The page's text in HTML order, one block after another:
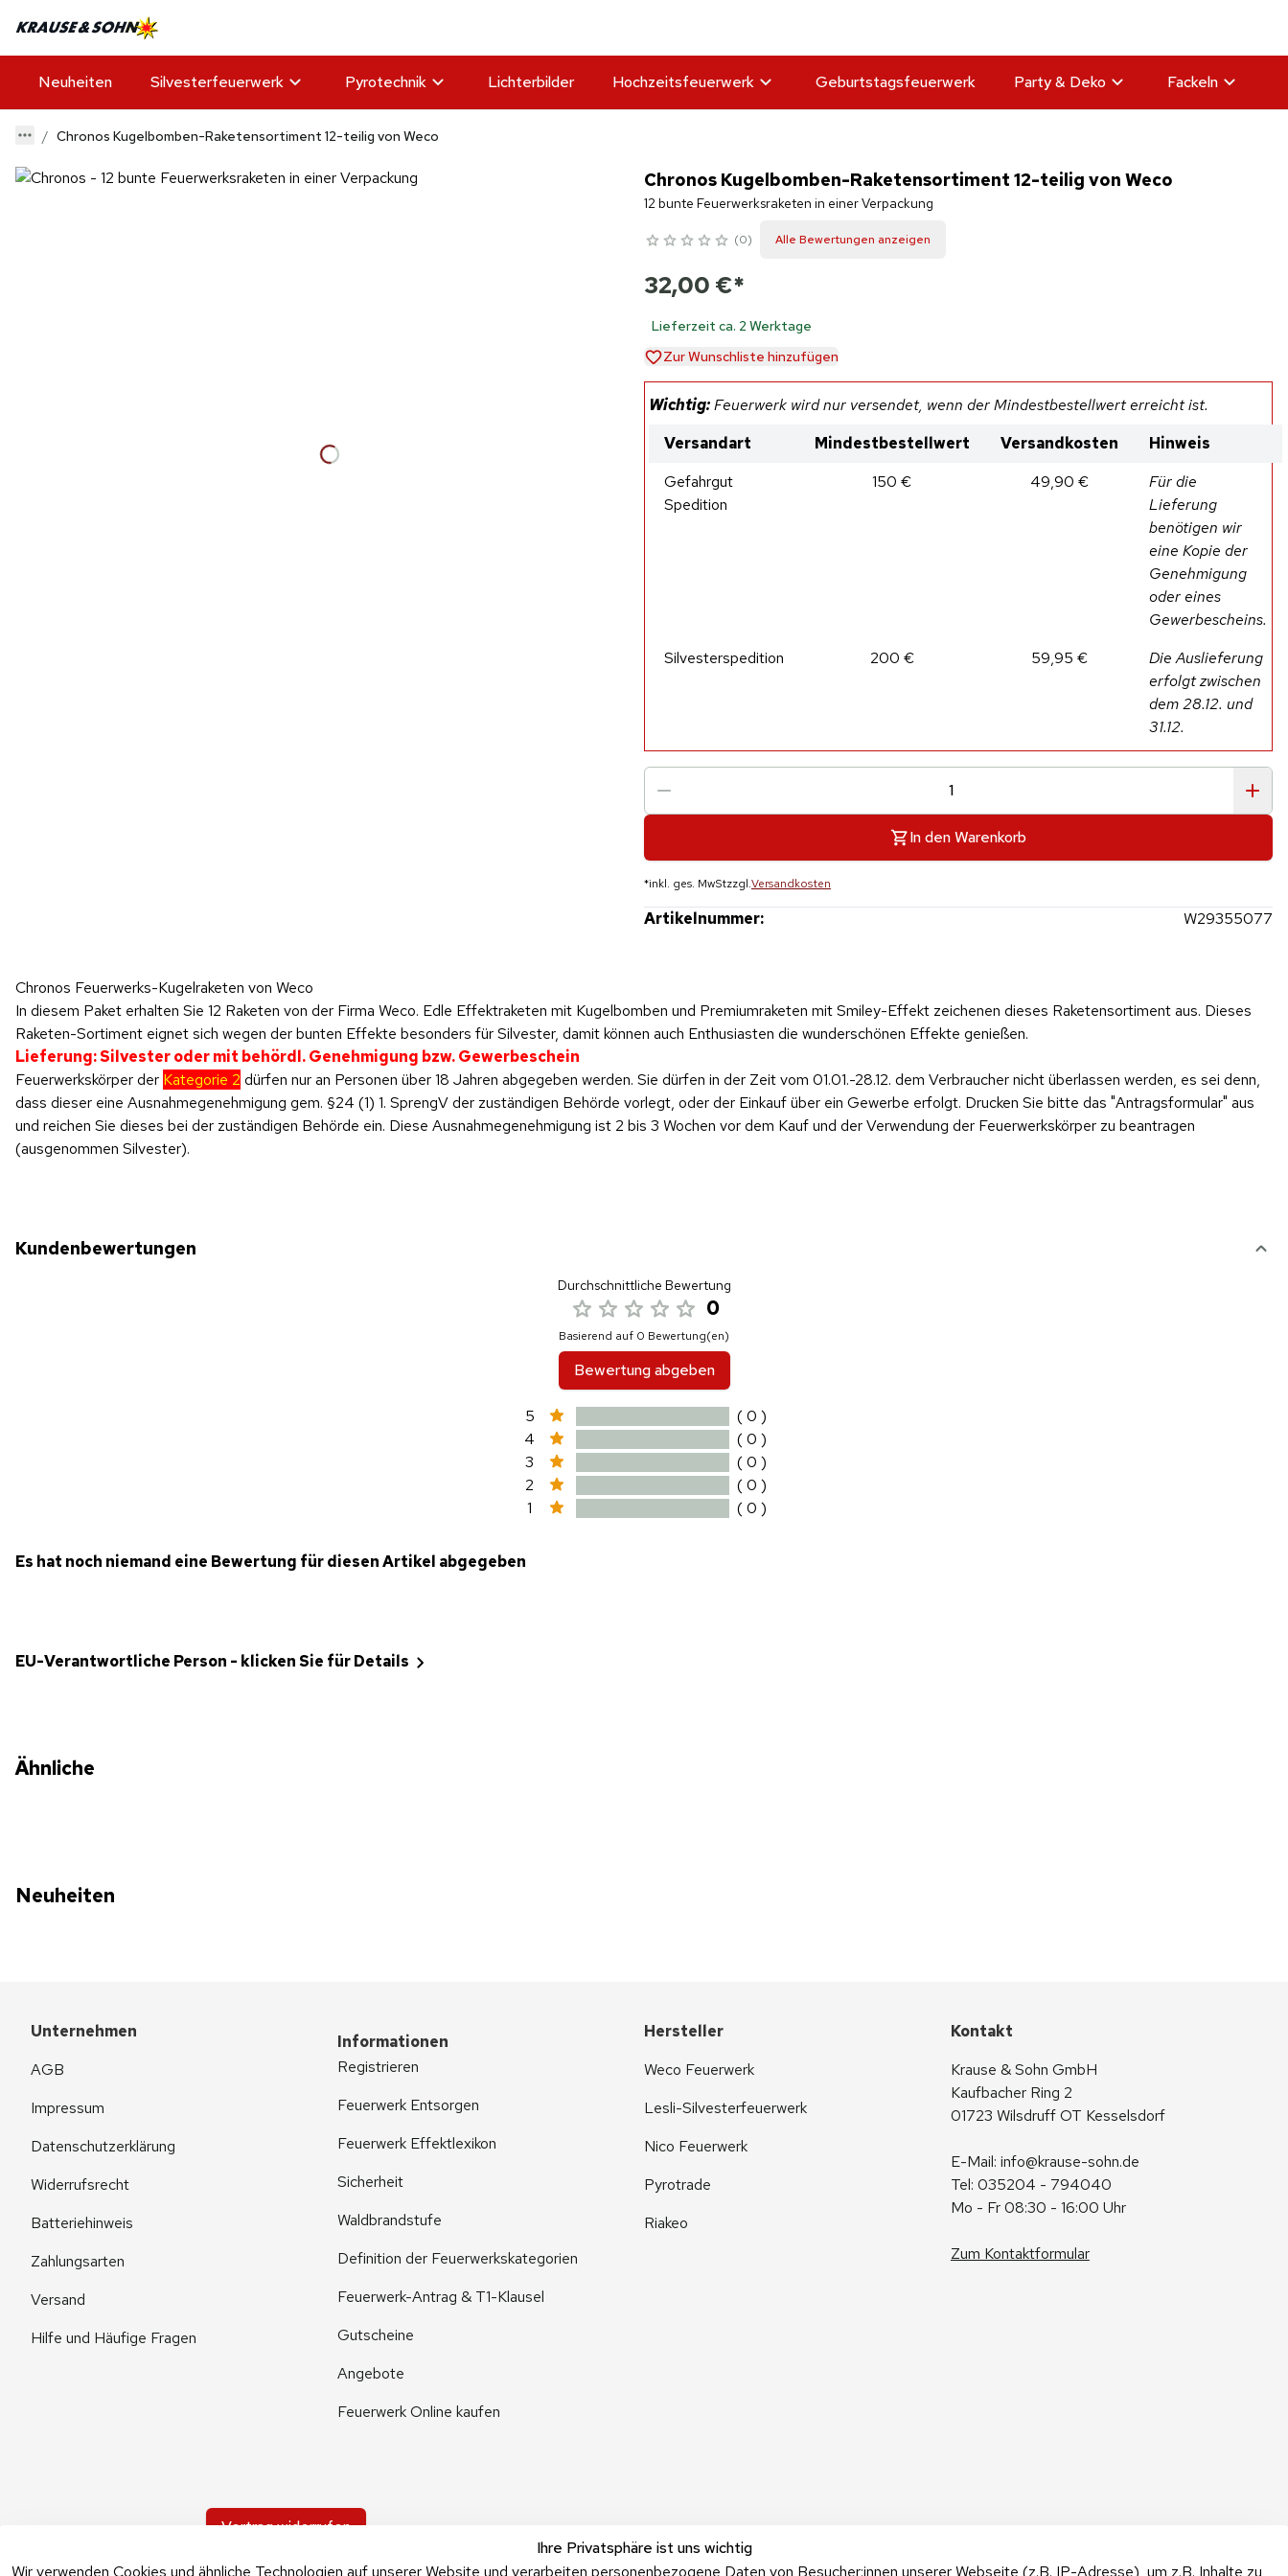
Neuheiten Silvesterfeuerwerk Pyrotechnik Lichterbilder Hochzeitsfeuerwerk Geburtstagsfeuerwerk Party & Deko Fackeln
Chronos Kugelbomben-Raketensortiment 12-teilig von Weco
Chronos Kugelbomben-Raketensortiment 12-teilig von Weco
12 bunte Feuerwerksraketen in einer Verpackung
0 Alle Bewertungen anzeigen
32,00 €*
Lieferzeit ca. 2 Werktage
Zur Wunschliste hinzufügen
Wichtig:Feuerwerk wird nur versendet, wenn der Mindestbestellwert erreicht ist.
Versandart
Mindestbestellwert Versandkosten
Hinweis
Gefahrgut
Spedition
150 € 49,90 €
Für die
Lieferung
benötigen wir
eine Kopie der
Genehmigung
oder eines
Gewerbescheins.
Silvesterspedition
200 € 59,95 €
Die Auslieferung
erfolgt zwischen
dem 28.12. und
31.12.
In den Warenkorb
*inkl. ges. MwStzzgl.Versandkosten
Artikelnummer: W29355077
Produktvideo
Chronos Feuerwerks-Kugelraketen von Weco
In diesem Paket erhalten Sie 12 Raketen von der Firma Weco. Edle Effektraketen mit Kugelbomben und Premiumraketen mit Smiley-Effekt zeichenen dieses Raketensortiment aus. Dieses
Raketen-Sortiment eignet sich wegen der bunten Effekte besonders für Silvester, damit können auch Enthusiasten die wunderschönen Effekte genießen.
Lieferung: Silvester oder mit behördl. Genehmigung bzw. Gewerbeschein
Feuerwerkskörper der Kategorie 2 dürfen nur an Personen über 18 Jahren abgegeben werden. Sie dürfen in der Zeit vom 01.01.-28.12. dem Verbraucher nicht überlassen werden, es sei denn,
dass dieser eine Ausnahmegenehmigung gem. §24 (1) 1. SprengV der zuständigen Behörde vorlegt, oder der Einkauf über ein Gewerbe erfolgt. Drucken Sie bitte das "Antragsformular" aus
und reichen Sie dieses bei der zuständigen Behörde ein. Diese Ausnahmegenehmigung ist 2 bis 3 Wochen vor dem Kauf und der Verwendung der Feuerwerkskörper zu beantragen
(ausgenommen Silvester).
Kundenbewertungen
Durchschnittliche Bewertung
0
Basierend auf 0 Bewertung(en)
Bewertung abgeben
5
( 0 )
4
( 0 )
3
( 0 )
2
( 0 )
1
( 0 )
Es hat noch niemand eine Bewertung für diesen Artikel abgegeben
EU-Verantwortliche Person - klicken Sie für Details
Ähnliche
Neuheiten
Ihre Privatsphäre ist uns wichtig
Wir verwenden Cookies und ähnliche Technologien auf unserer Website und verarbeiten personenbezogene Daten von Besucher:innen unserer Webseite (z.B. IP-Adresse), um z.B. Inhalte zu
Unternehmen
AGB
Impressum
Datenschutzerklärung
Widerrufsrecht
Batteriehinweis
Zahlungsarten
Versand
Hilfe und Häufige Fragen
Informationen
Registrieren
Feuerwerk Entsorgen
Feuerwerk Effektlexikon
Sicherheit
Waldbrandstufe
Definition der Feuerwerkskategorien
Feuerwerk-Antrag & T1-Klausel
Gutscheine
Angebote
Feuerwerk Online kaufen
Hersteller
Weco Feuerwerk
Lesli-Silvesterfeuerwerk
Nico Feuerwerk
Pyrotrade
Riakeo
Kontakt
Krause & Sohn GmbH
Kaufbacher Ring 2
01723 Wilsdruff OT Kesselsdorf
E-Mail: info@krause-sohn.de
Tel: 035204 - 794040
Mo - Fr 08:30 - 16:00 Uhr
Zum Kontaktformular
Vertrag widerrufen